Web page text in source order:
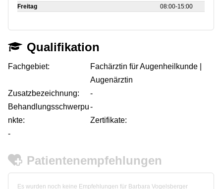
Freitag
08:00‑15:00
Qualifikation
Fachgebiet:
Fachärztin für Augenheilkunde |
Augenärztin
Zusatzbezeichnung:
-
Behandlungsschwerpu
nkte:
-
Zertifikate:
-
Patientenempfehlungen
Es wurden noch keine Empfehlungen für Barbara Vogelsberger